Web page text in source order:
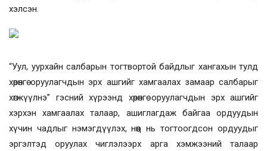
хэлсэн.
“Уул, уурхайн салбарын тогтвортой байдлыг хангахын тулд
хөрөнгө оруулагчдын эрх ашгийг хамгаалах замаар салбарыг
хөгжүүлнэ” гэсний хүрээнд хөрөнгө оруулагчдын эрх ашгийг
хэрхэн хамгаалах талаар, ашиглагдаж байгаа ордуудын
хүчин чадлыг нэмэгдүүлэх, нөөц нь тогтоогдсон ордуудыг
эргэлтэд оруулах чиглэлээрх арга хэмжээний талаар